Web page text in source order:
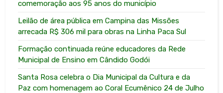
comemoração aos 95 anos do município
Leilão de área pública em Campina das Missões
arrecada R$ 306 mil para obras na Linha Paca Sul
Formação continuada reúne educadores da Rede
Municipal de Ensino em Cândido Godói
Santa Rosa celebra o Dia Municipal da Cultura e da
Paz com homenagem ao Coral Ecumênico 24 de Julho